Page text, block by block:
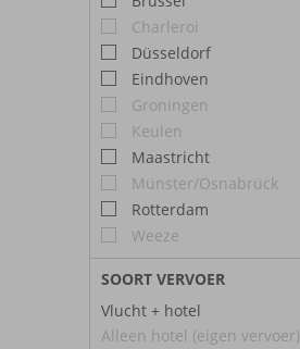
Charleroi
Düsseldorf
Eindhoven
Groningen
Keulen
Maastricht
Münster/Osnabrück
Rotterdam
Weeze
SOORT VERVOER
Vlucht + hotel
Alleen hotel (eigen vervoer)